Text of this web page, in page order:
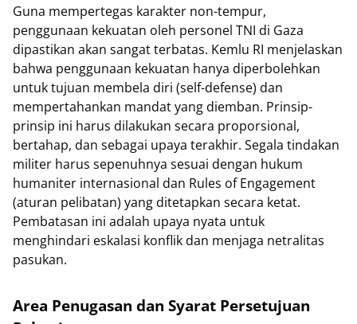
Guna mempertegas karakter non-tempur,
penggunaan kekuatan oleh personel TNI di Gaza
dipastikan akan sangat terbatas. Kemlu RI menjelaskan
bahwa penggunaan kekuatan hanya diperbolehkan
untuk tujuan membela diri (self-defense) dan
mempertahankan mandat yang diemban. Prinsip-
prinsip ini harus dilakukan secara proporsional,
bertahap, dan sebagai upaya terakhir. Segala tindakan
militer harus sepenuhnya sesuai dengan hukum
humaniter internasional dan Rules of Engagement
(aturan pelibatan) yang ditetapkan secara ketat.
Pembatasan ini adalah upaya nyata untuk
menghindari eskalasi konflik dan menjaga netralitas
pasukan.
Area Penugasan dan Syarat Persetujuan